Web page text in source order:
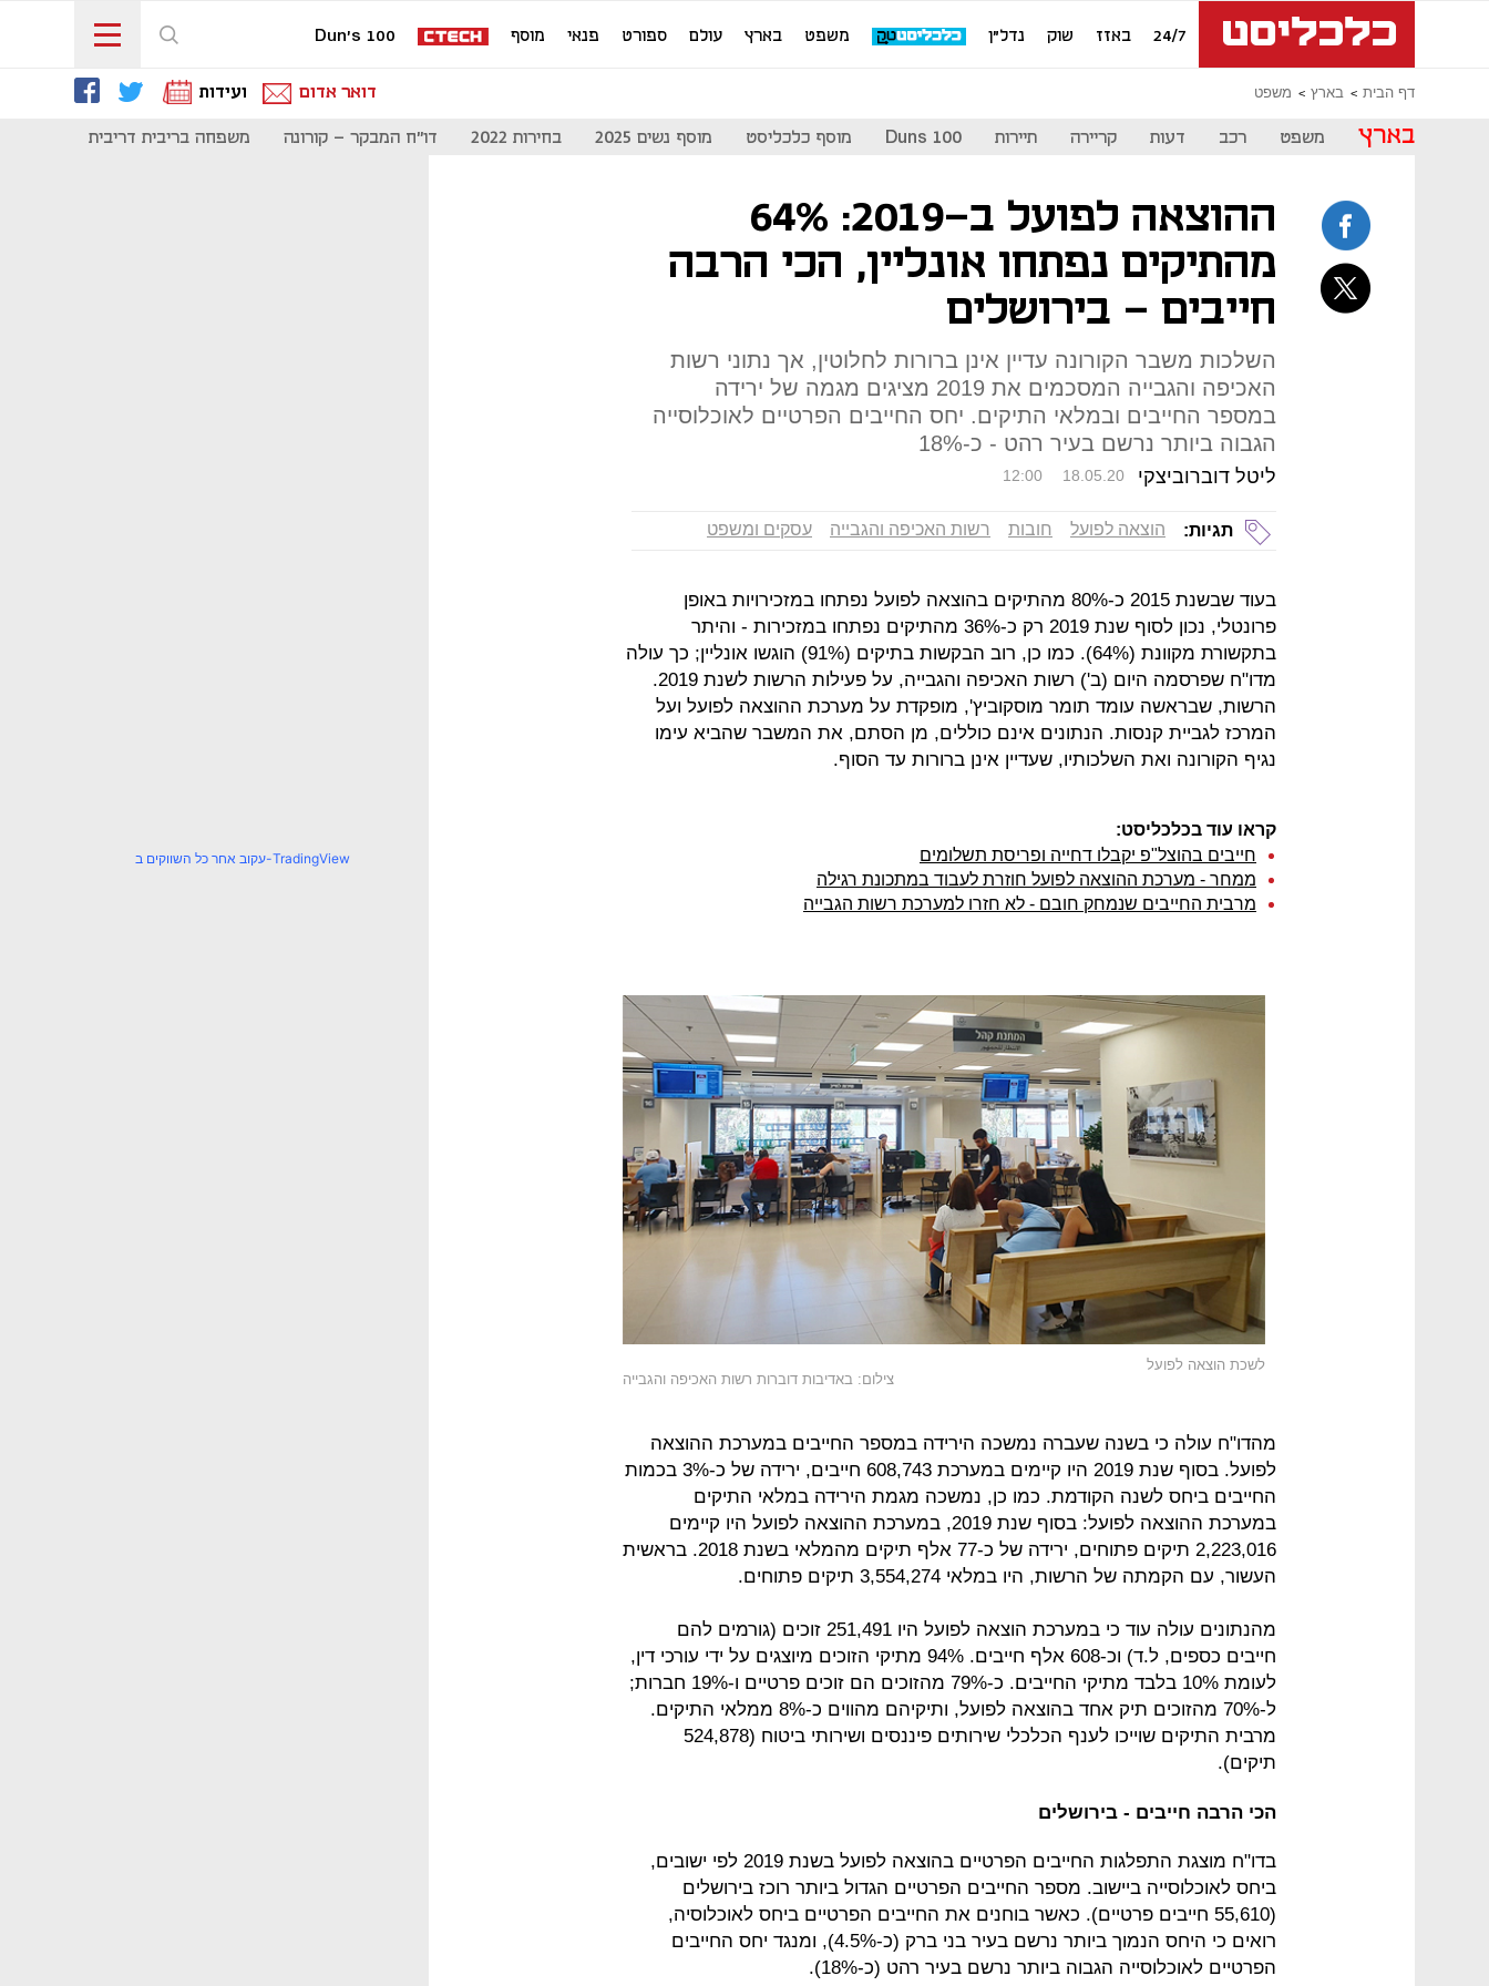
24/7 באזז שוק נדל"ן משפט בארץ עולם ספורט פנאי מוסף Dun's 100
דף הבית בארץ משפט דואר אדום ועידות
בארץ משפט רכב דעות קריירה תיירות Duns 100 מוסף כלכליסט מוסף נשים 2025 בחירות 2022 דו"ח המבקר - קורונה משפחה בריבית דריבית
ההוצאה לפועל ב-2019: 64%
מהתיקים נפתחו אונליין, הכי הרבה
חייבים - בירושלים
השלכות משבר הקורונה עדיין אינן ברורות לחלוטין, אך נתוני רשות
האכיפה והגבייה המסכמים את 2019 מציגים מגמה של ירידה
במספר החייבים ובמלאי התיקים. יחס החייבים הפרטיים לאוכלוסייה
הגבוה ביותר נרשם בעיר רהט - כ-18%
ליטל דוברוביצקי 12:00 18.05.20
תגיות: הוצאה לפועל חובות רשות האכיפה והגבייה עסקים ומשפט
בעוד שבשנת 2015 כ-80% מהתיקים בהוצאה לפועל נפתחו במזכירויות באופן
פרונטלי, נכון לסוף שנת 2019 רק כ-36% מהתיקים נפתחו במזכירות - והיתר
בתקשורת מקוונת (64%). כמו כן, רוב הבקשות בתיקים (91%) הוגשו אונליין; כך עולה
מדו"ח שפרסמה היום (ב') רשות האכיפה והגבייה, על פעילות הרשות לשנת 2019.
הרשות, שבראשה עומד תומר מוסקוביץ', מופקדת על מערכת ההוצאה לפועל ועל
המרכז לגביית קנסות. הנתונים אינם כוללים, מן הסתם, את המשבר שהביא עימו
נגיף הקורונה ואת השלכותיו, שעדיין אינן ברורות עד הסוף.
קראו עוד בכלכליסט:
חייבים בהוצל"פ יקבלו דחייה ופריסת תשלומים
ממחר - מערכת ההוצאה לפועל חוזרת לעבוד במתכונת רגילה
מרבית החייבים שנמחק חובם - לא חזרו למערכת רשות הגבייה
לשכת הוצאה לפועל
צילום: באדיבות דוברות רשות האכיפה והגבייה
מהדו"ח עולה כי בשנה שעברה נמשכה הירידה במספר החייבים במערכת ההוצאה
לפועל. בסוף שנת 2019 היו קיימים במערכת 608,743 חייבים, ירידה של כ-3% בכמות
החייבים ביחס לשנה הקודמת. כמו כן, נמשכה מגמת הירידה במלאי התיקים
במערכת ההוצאה לפועל: בסוף שנת 2019, במערכת ההוצאה לפועל היו קיימים
2,223,016 תיקים פתוחים, ירידה של כ-77 אלף תיקים מהמלאי בשנת 2018. בראשית
העשור, עם הקמתה של הרשות, היו במלאי 3,554,274 תיקים פתוחים.
מהנתונים עולה עוד כי במערכת הוצאה לפועל היו 251,491 זוכים (גורמים להם
חייבים כספים, ל.ד) וכ-608 אלף חייבים. 94% מתיקי הזוכים מיוצגים על ידי עורכי דין,
לעומת 10% בלבד מתיקי החייבים. כ-79% מהזוכים הם זוכים פרטיים ו-19% חברות;
ל-70% מהזוכים תיק אחד בהוצאה לפועל, ותיקיהם מהווים כ-8% ממלאי התיקים.
מרבית התיקים שוייכו לענף הכלכלי שירותים פיננסים ושירותי ביטוח (524,878
תיקים).
הכי הרבה חייבים - בירושלים
בדו"ח מוצגת התפלגות החייבים הפרטיים בהוצאה לפועל בשנת 2019 לפי ישובים,
ביחס לאוכלוסייה ביישוב. מספר החייבים הפרטיים הגדול ביותר רוכז בירושלים
(55,610 חייבים פרטיים). כאשר בוחנים את החייבים הפרטיים ביחס לאוכלוסיה,
רואים כי היחס הנמוך ביותר נרשם בעיר בני ברק (כ-4.5%), ומנגד יחס החייבים
הפרטיים לאוכלוסייה הגבוה ביותר נרשם בעיר רהט (כ-18%).
עקוב אחר כל השווקים ב-TradingView